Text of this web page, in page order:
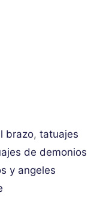
brazo,tatuajes
de demonios
y angeles